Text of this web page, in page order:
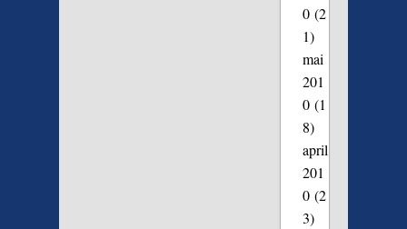
0(2
1)
mai
201
0(1
8)
april
201
0(2
3)